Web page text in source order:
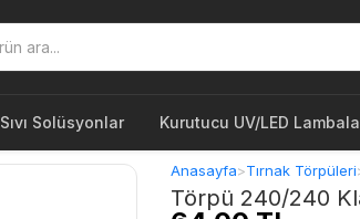
Sıvı Solüsyonlar Kurutucu UV/LED
Anasayfa>Tırnak Törpüleri
Törpü 240/240